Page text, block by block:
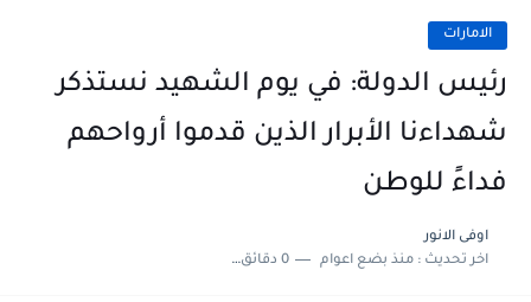
الامارات
رئيس الدولة: في يوم الشهيد نستذكر
شهداءنا الأبرار الذين قدموا أرواحهم
فداءً للوطن
اوفى الانور
اخر تحديث :منذ بضع اعوام 0 دقائق للقراءة